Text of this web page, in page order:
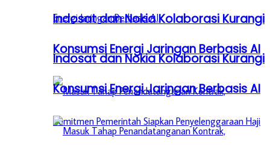
Indosat dan Nokia Kolaborasi Kurangi
Konsumsi Energi Jaringan Berbasis AI
Indosat dan Nokia Kolaborasi Kurangi
Konsumsi Energi Jaringan Berbasis AI